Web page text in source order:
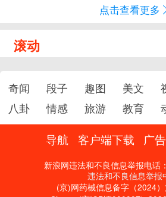
点击查看更多
滚动
奇闻 段子 趣图 美文
八卦
情感 旅游 教育
导航 客户端下载 广
新浪网违法和不良信息举报电话
违法和不良信息举报
(京)网药械信息备字（2024